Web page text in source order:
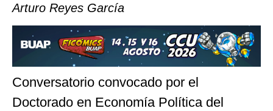
Arturo Reyes García
Conversatorio convocado por el
Doctorado en Economía Política del